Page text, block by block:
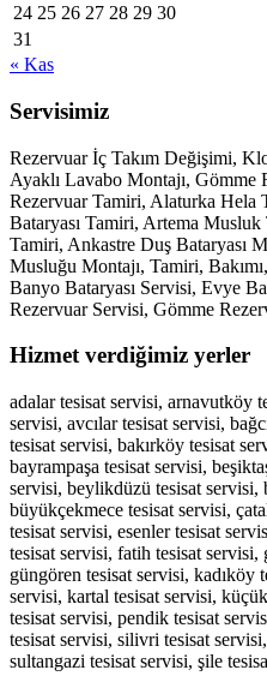
24 25 26 27 28 29 30
31
« Kas
Servisimiz
Rezervuar İç Takım Değişimi,
Ayaklı Lavabo Montajı, Gömme
Rezervuar Tamiri, Alaturka Hela
Bataryası Tamiri, Artema
Tamiri, Ankastre Duş Bataryası
Musluğu Montajı, Tamiri, Bakımı,
Banyo Bataryası Servisi, Evye
Rezervuar Servisi, Gömme
Hizmet verdiğimiz yerler
adalar tesisat servisi, arnavutköy
servisi, avcılar tesisat servisi,
tesisat servisi, bakırköy tesisat
bayrampaşa tesisat servisi,
servisi, beylikdüzü tesisat servisi,
büyükçekmece tesisat servisi,
tesisat servisi, esenler tesisat
tesisat servisi, fatih tesisat servisi,
güngören tesisat servisi, kadıköy
servisi, kartal tesisat servisi,
tesisat servisi, pendik tesisat
tesisat servisi, silivri tesisat
sultangazi tesisat servisi, şile